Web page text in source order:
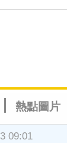
熱點圖片
09:01